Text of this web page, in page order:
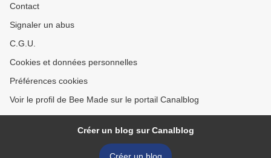
Contact
Signaler un abus
C.G.U.
Cookies et données personnelles
Préférences cookies
Voir le profil de Bee Made sur le portail Canalblog
Créer un blog sur Canalblog